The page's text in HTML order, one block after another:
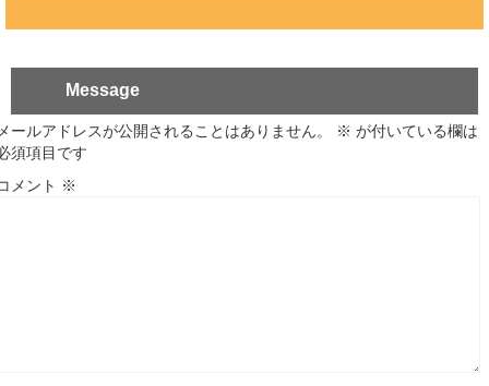
Message
ールアドレスが公開されることはありません。 ※ が付いている欄は
須項目です
メント ※